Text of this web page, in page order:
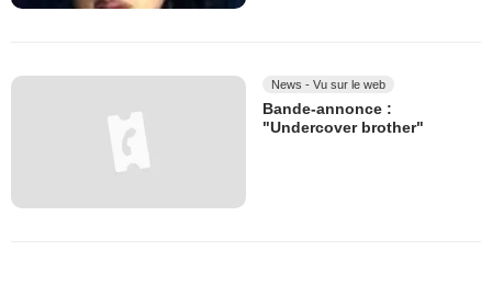
News - Vu sur le web
Bande-annonce :
"Undercover brother"